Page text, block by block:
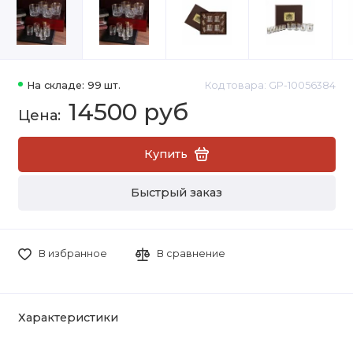
На складе: 99 шт. Код товара: GP-10056384
14500 руб
Купить
Быстрый заказ
В избранное В сравнение
Характеристики